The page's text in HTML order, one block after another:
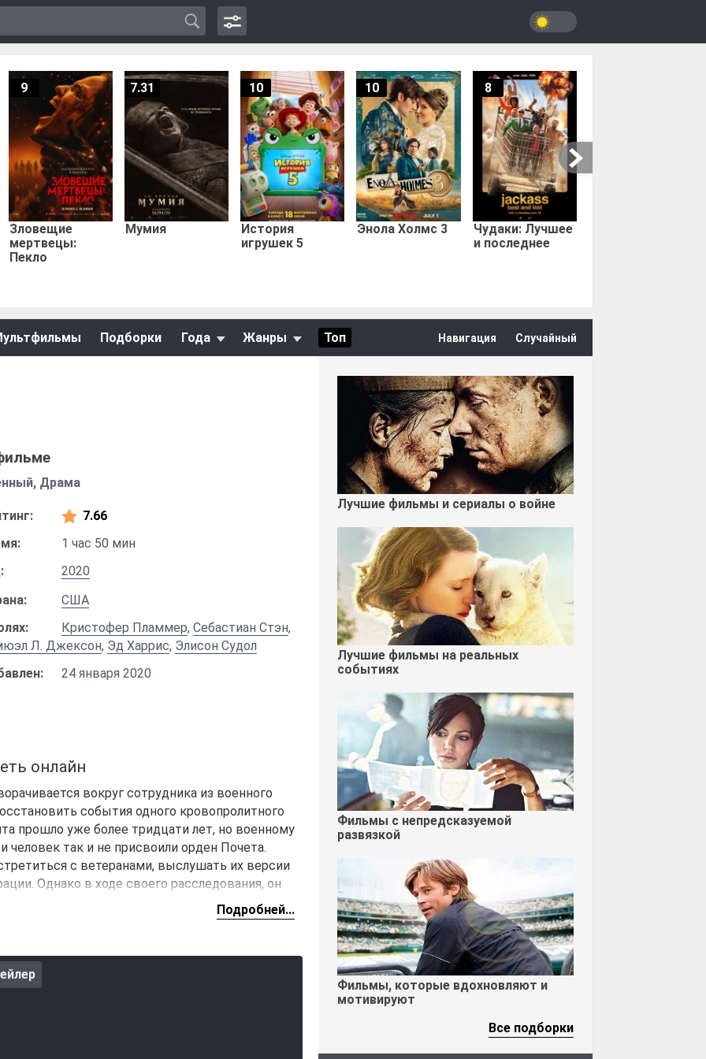
Зловещие
мертвецы:
Пекло
9
Мумия
7.31
История
игрушек 5
10
Энола Холмс 3
10
Чудаки: Лучшее
и последнее
8
Подборки Года Жанры Топ Навигация Случайный
Драма
7.66
1 час 50 мин
2020
США
Кристофер Пламмер, Себастиан Стэн,
Л. Джексон, Эд Харрис, Элисон Судол
24 января 2020
онлайн
вокруг сотрудника из военного
события одного кровопролитного
прошло уже более тридцати лет, но военному
человек так и не присвоили орден Почета.
с ветеранами, выслушать их версии
Однако в ходе своего расследования, он
утаившим ошибку высшего руководства.
Подробней...
Лучшие фильмы и сериалы о войне
Лучшие фильмы на реальных
событиях
Фильмы с непредсказуемой
развязкой
Фильмы, которые вдохновляют и
мотивируют
Все подборки